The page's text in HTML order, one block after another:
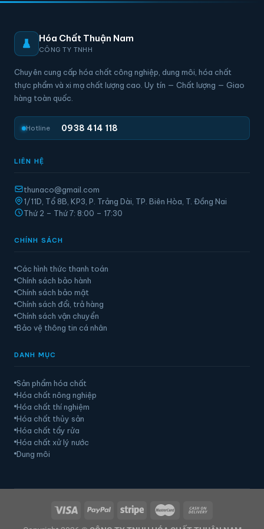
Hóa Chất Thuận Nam
CÔNG TY TNHH
Chuyên cung cấp hóa chất công nghiệp, dung môi, hóa chất
thực phẩm và xi mạ chất lượng cao. Uy tín — Chất lượng — Giao
hàng toàn quốc.
Hotline 0938 414 118
LIÊN HỆ
thunaco@gmail.com
1/11D, Tổ 8B, KP3, P. Trảng Dài, TP. Biên Hòa, T. Đồng Nai
Thứ 2 – Thứ 7: 8:00 – 17:30
CHÍNH SÁCH
Các hình thức thanh toán
Chính sách bảo hành
Chính sách bảo mật
Chính sách đổi, trả hàng
Chính sách vận chuyển
Bảo vệ thông tin cá nhân
DANH MỤC
Sản phẩm hóa chất
Hóa chất nông nghiệp
Hóa chất thí nghiệm
Hóa chất thủy sản
Hóa chất tẩy rửa
Hóa chất xử lý nước
Dung môi